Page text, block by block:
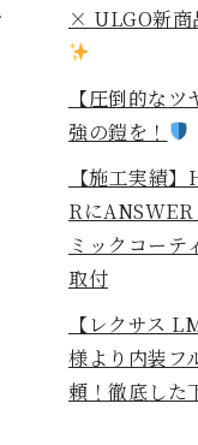
× ULGO新商
【圧倒的なツ
強の鎧を！
【施工実績
Rに
ミックコーテ
取付
【レクサス
様より内装フ
頼！徹底した